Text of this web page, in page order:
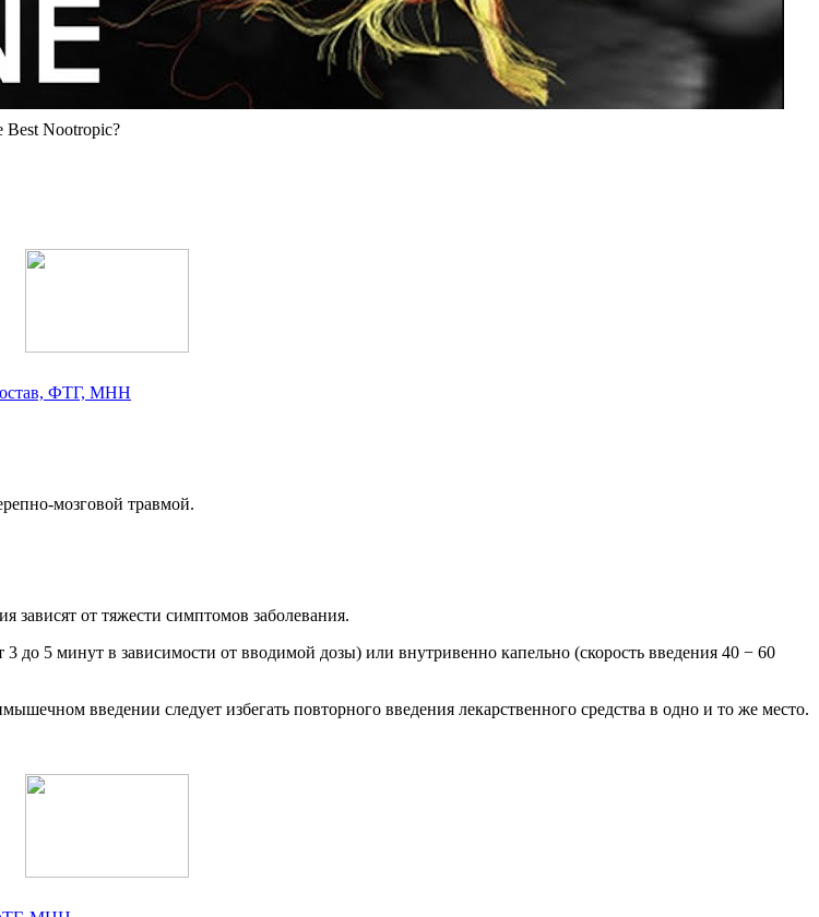
Nootropic?
ФТГ, МНН
мозговой травмой.
зависят от тяжести симптомов заболевания.
5 минут в зависимости от вводимой дозы) или внутривенно капельно (скорость введения 40 − 60
введении следует избегать повторного введения лекарственного средства в одно и то же место.